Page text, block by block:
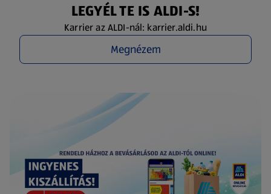
LEGYÉL TE IS ALDI-S!
Karrier az ALDI-nál: karrier.aldi.hu
Megnézem